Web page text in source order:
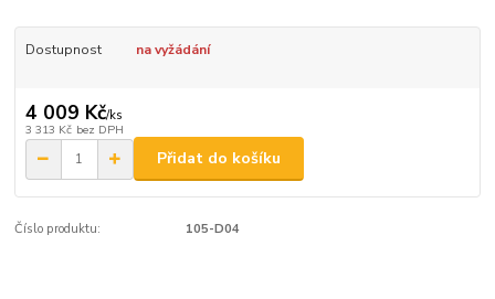
Dostupnost na vyžádání
4 009 Kč/ks
3 313 Kč bez DPH
Přidat do košíku
Číslo produktu: 105-D04